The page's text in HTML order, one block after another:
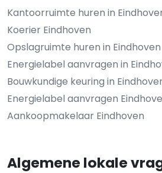
Kantoorruimte huren in
Koerier Eindhoven
Opslagruimte huren in Eindhoven
Energielabel aanvragen in
Bouwkundige keuring in
Energielabel aanvragen
Aankoopmakelaar Eindhoven
Algemene lokale